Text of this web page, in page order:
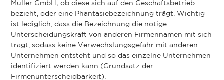
Müller GmbH; ob diese sich auf den Geschäftsbetrieb
bezieht, oder eine Phantasiebezeichnung trägt. Wichtig
ist lediglich, dass die Bezeichnung die nötige
Unterscheidungskraft von anderen Firmennamen mit sich
trägt, sodass keine Verwechslungsgefahr mit anderen
Unternehmen entsteht und so das einzelne Unternehmen
identifiziert werden kann (Grundsatz der
Firmenunterscheidbarkeit).